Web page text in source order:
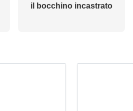
il bocchino incastrato